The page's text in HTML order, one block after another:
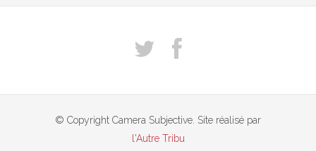
© Copyright Camera Subjective. Site réalisé par
l'Autre Tribu